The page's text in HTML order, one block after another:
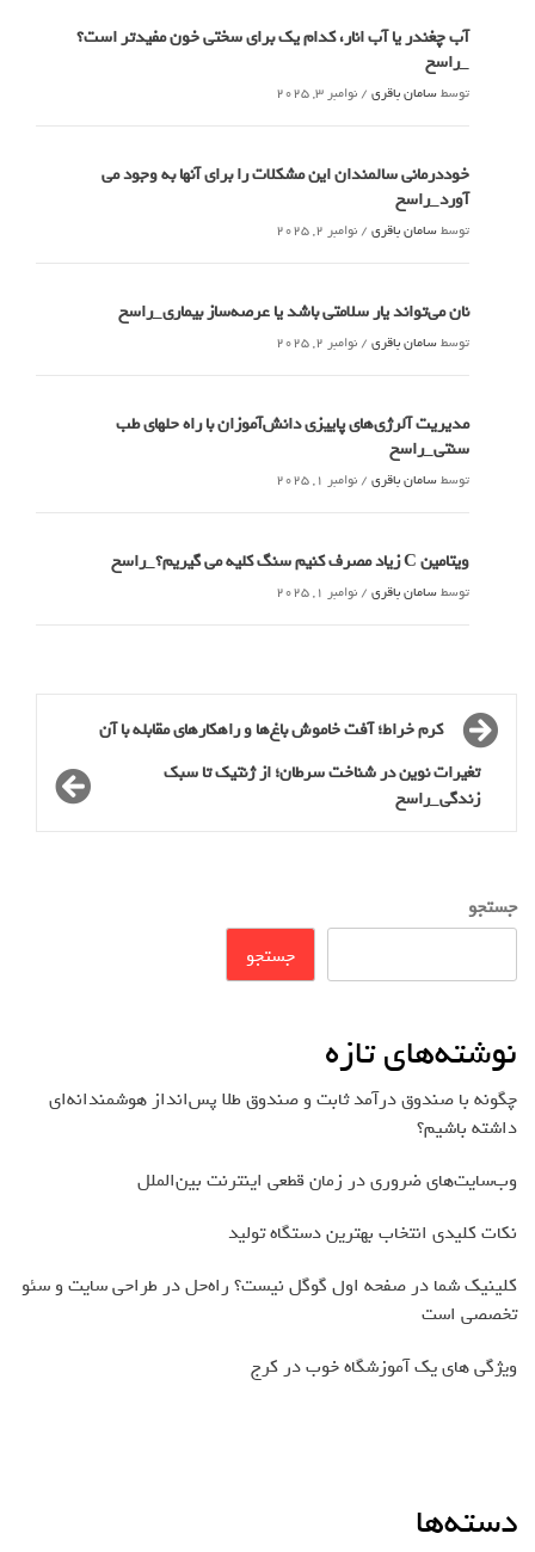
آب چغندر یا آب انار، کدام‌ یک برای سختی خون مفیدتر است؟
_راسخ
توسطسامان باقری / نوامبر 3, 2025
خوددرمانی سالمندان این مشکلات را برای آنها به وجود می
آورد_راسخ
توسطسامان باقری / نوامبر 2, 2025
نان می‌تواند یار سلامتی باشد یا عرصه‌ساز بیماری_راسخ
توسطسامان باقری / نوامبر 2, 2025
مدیریت آلرژی‌های پاییزی دانش‌آموزان با راه حلهای طب
سنتی_راسخ
توسطسامان باقری / نوامبر 1, 2025
ویتامین C زیاد مصرف کنیم سنگ کلیه می گیریم؟_راسخ
توسطسامان باقری / نوامبر 1, 2025
کرم خراط؛ آفت خاموش باغ‌ها و راهکارهای مقابله با آن
تغیرات نوین در شناخت سرطان؛ از ژنتیک تا سبک
زندگی_راسخ
جستجو
جستجو
نوشته‌های تازه
چگونه با صندوق درآمد ثابت و صندوق طلا پس‌انداز هوشمندانه‌ای
داشته باشیم؟
وب‌سایت‌های ضروری در زمان قطعی اینترنت بین‌الملل
نکات کلیدی انتخاب بهترین دستگاه تولید
کلینیک شما در صفحه اول گوگل نیست؟ راه‌حل در طراحی سایت و سئو
تخصصی است
ویژگی های یک آموزشگاه خوب در کرج
دسته‌ها